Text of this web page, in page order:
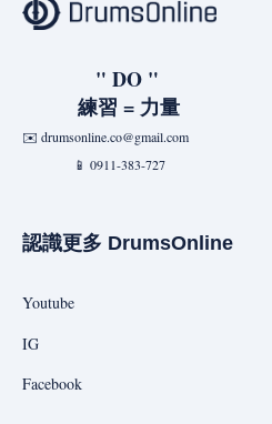
" DO "
練習 = 力量
✉️ drumsonline.co@gmail.com
📱 0911-383-727
認識更多 DrumsOnline
Youtube
IG
Facebook